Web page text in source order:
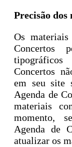
Precisão
Os
Concertos
Concertos
em seu site
Agenda de
materiais
momento,
Agenda de
atualizar os